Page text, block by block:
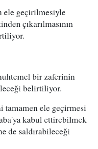
ele geçirilmesiyle
çıkarılmasının
bir zaferinin
belirtiliyor.
ele geçirmesi
kabul ettirebilmek
de saldırabileceği